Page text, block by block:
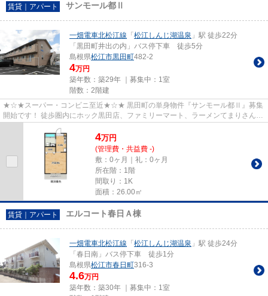
賃貸｜アパート サンモール都Ⅱ
一畑電車北松江線 「 松江しんじ湖温泉 」駅 徒歩22分
「黒田町井出の内」バス停下車 徒歩5分
島根県松江市黒田町482-2
4万円
築年数：築29年 ｜募集中： 1室
階数：2階建
★☆★スーパー・コンビニ至近★☆★ 黒田町の単身物件『サンモール都Ⅱ』募集
開始です！ 徒歩圏内にホック黒田店、ファミリーマート、ラーメンてまりさん他
4万円
(管理費・共益費 -)
敷：0ヶ月｜礼：0ヶ月
所在階：1階
間取り：1K
面積：26.00㎡
賃貸｜アパート エルコート春日Ａ棟
一畑電車北松江線 「 松江しんじ湖温泉 」駅 徒歩24分
「春日南」バス停下車 徒歩1分
島根県松江市春日町316-3
4.6万円
築年数：築30年 ｜募集中： 1室